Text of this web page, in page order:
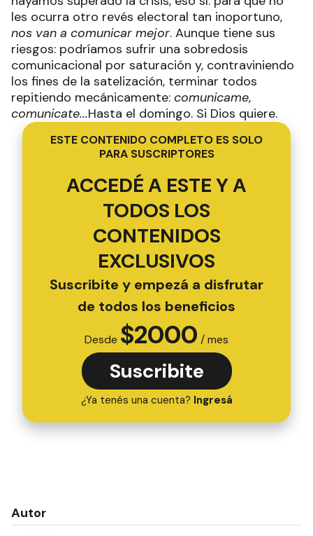
les ocurra otro revés electoral tan inoportuno,
nos van a comunicar mejor. Aunque tiene sus
riesgos: podríamos sufrir una sobredosis
comunicacional por saturación y, contraviniendo
los fines de la satelización, terminar todos
repitiendo mecánicamente: comunicame,
comunicate...Hasta el domingo. Si Dios quiere.
ESTE CONTENIDO COMPLETO ES SOLO
PARA SUSCRIPTORES
ACCEDÉ A ESTE Y A
TODOS LOS
CONTENIDOS
EXCLUSIVOS
Suscribite y empezá a disfrutar
de todos los beneficios
Desde $2000 / mes
Suscribite
¿Ya tenés una cuenta? Ingresá
Autor